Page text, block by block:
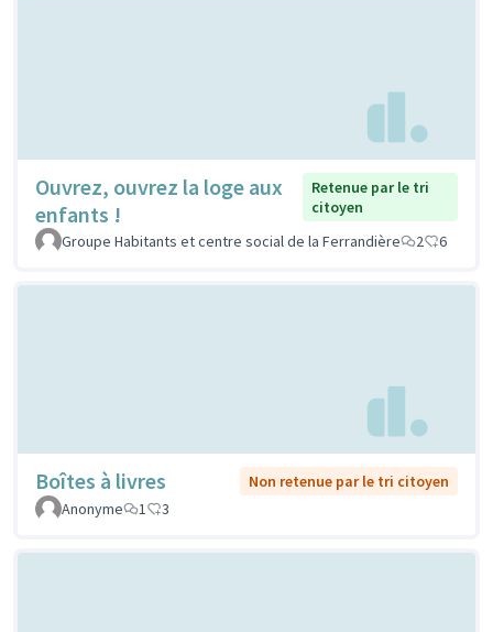
Ouvrez, ouvrez la loge aux
enfants !
Retenue par le tri
citoyen
Groupe Habitants et centre social de la Ferrandière
2 6
Boîtes à livres
Non retenue par le tri citoyen
Anonyme
1 3